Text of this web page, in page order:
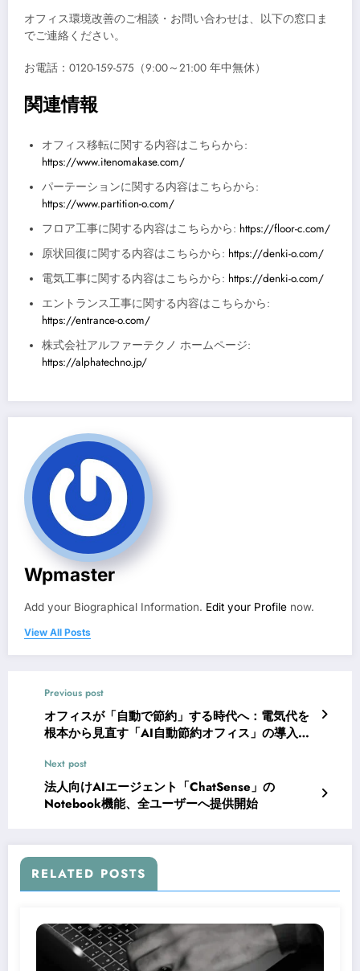
オフィス環境改善のご相談・お問い合わせは、以下の窓口ま
でご連絡ください。
お電話：0120-159-575（9:00～21:00 年中無休）
関連情報
オフィス移転に関する内容はこちらから:
https://www.itenomakase.com/
パーテーションに関する内容はこちらから:
https://www.partition-o.com/
フロア工事に関する内容はこちらから: https://floor-c.com/
原状回復に関する内容はこちらから: https://denki-o.com/
電気工事に関する内容はこちらから: https://denki-o.com/
エントランス工事に関する内容はこちらから:
https://entrance-o.com/
株式会社アルファーテクノ ホームページ:
https://alphatechno.jp/
Wpmaster
Add your Biographical Information. Edit your Profile now.
View All Posts
Previous post
オフィスが「自動で節約」する時代へ：電気代を
根本から見直す「AI自動節約オフィス」の導入ガ
Next post
法人向けAIエージェント「ChatSense」の
Notebook機能、全ユーザーへ提供開始
RELATED POSTS